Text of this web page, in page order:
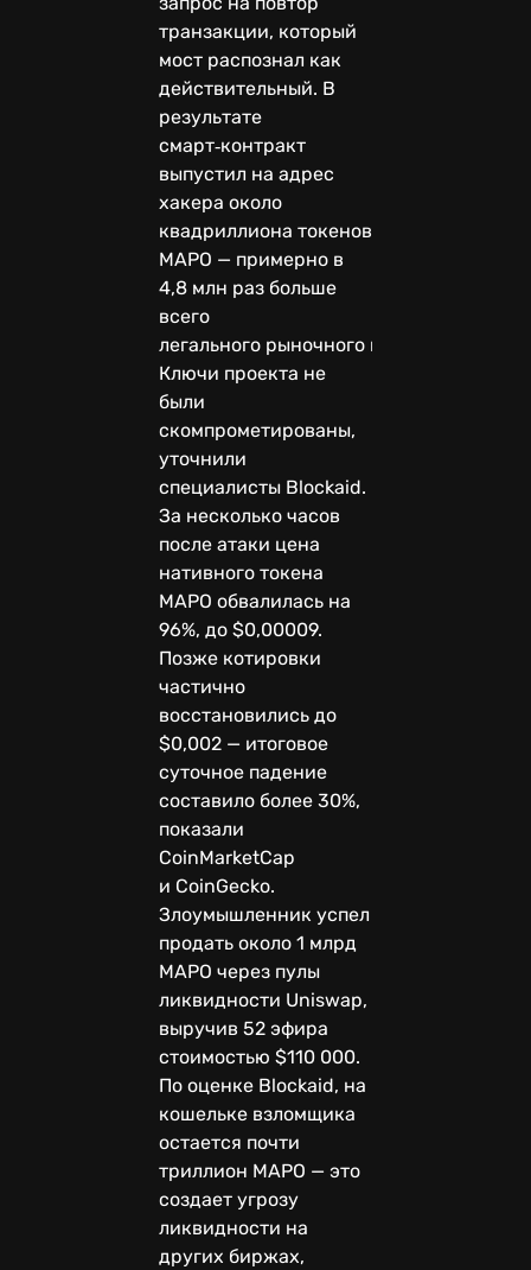
транзакции, который
мост распознал как
действительный. В
результате
смарт‑контракт
выпустил на адрес
хакера около
квадриллиона токенов
MAPO — примерно в
4,8 млн раз больше
всего
легального рыночного предложения.
Ключи проекта не
были
скомпрометированы,
уточнили
специалисты Blockaid.
За несколько часов
после атаки цена
нативного токена
MAPO обвалилась на
96%, до $0,00009.
Позже котировки
частично
восстановились до
$0,002 — итоговое
суточное падение
составило более 30%,
показали
CoinMarketCap
и CoinGecko.
Злоумышленник успел
продать около 1 млрд
MAPO через пулы
ликвидности Uniswap,
выручив 52 эфира
стоимостью $110 000.
По оценке Blockaid, на
кошельке взломщика
остается почти
триллион MAPO — это
создает угрозу
ликвидности на
других биржах,